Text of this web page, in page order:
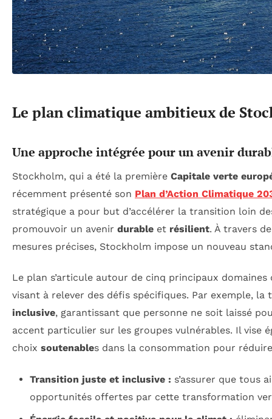
Le plan climatique ambitieux de
Une approche intégrée pour un avenir
Stockholm, qui a été la première Capitale verte
récemment présenté son Plan d’Action Climatique
stratégique a pour but d’accélérer la transition loin
promouvoir un avenir durable et résilient. À travers
mesures précises, Stockholm impose un nouveau
Le plan s’articule autour de cinq principaux
visant à relever des défis spécifiques. Par exemple,
inclusive, garantissant que personne ne soit laissé
accent particulier sur les groupes vulnérables. Il vise
choix soutenables dans la consommation pour
Transition juste et inclusive : s’assurer que tous
opportunités offertes par cette transformation